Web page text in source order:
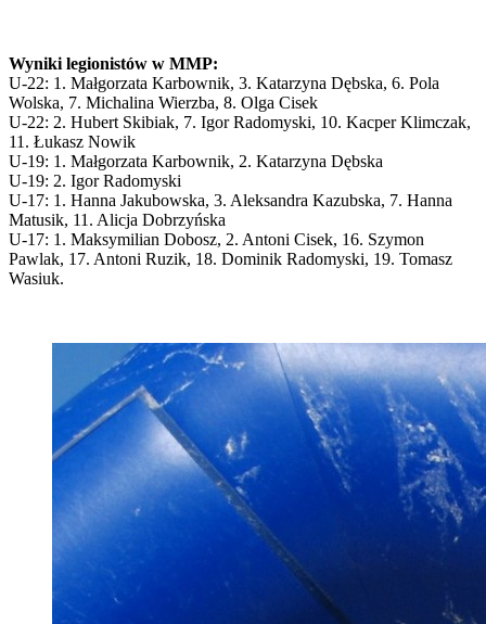
Wyniki legionistów w MMP:
U-22: 1. Małgorzata Karbownik, 3. Katarzyna Dębska, 6. Pola
Wolska, 7. Michalina Wierzba, 8. Olga Cisek
U-22: 2. Hubert Skibiak, 7. Igor Radomyski, 10. Kacper Klimczak,
11. Łukasz Nowik
U-19: 1. Małgorzata Karbownik, 2. Katarzyna Dębska
U-19: 2. Igor Radomyski
U-17: 1. Hanna Jakubowska, 3. Aleksandra Kazubska, 7. Hanna
Matusik, 11. Alicja Dobrzyńska
U-17: 1. Maksymilian Dobosz, 2. Antoni Cisek, 16. Szymon
Pawlak, 17. Antoni Ruzik, 18. Dominik Radomyski, 19. Tomasz
Wasiuk.